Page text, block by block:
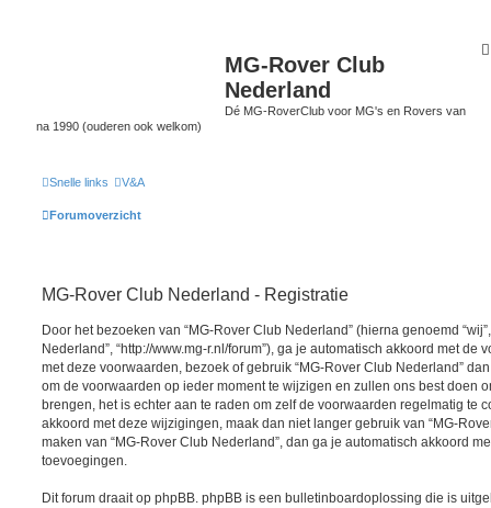
MG-Rover Club
Nederland
Dé MG-RoverClub voor MG's en Rovers van
na 1990 (ouderen ook welkom)
Snelle links V&A
Forumoverzicht
MG-Rover Club Nederland - Registratie
Door het bezoeken van “MG-Rover Club Nederland” (hierna genoemd “wij”,
Nederland”, “http://www.mg-r.nl/forum”), ga je automatisch akkoord met de
met deze voorwaarden, bezoek of gebruik “MG-Rover Club Nederland”
om de voorwaarden op ieder moment te wijzigen en zullen ons best doen
brengen, het is echter aan te raden om zelf de voorwaarden regelmatig te
akkoord met deze wijzigingen, maak dan niet langer gebruik van “MG-
maken van “MG-Rover Club Nederland”, dan ga je automatisch akkoord
toevoegingen.
Dit forum draait op phpBB. phpBB is een bulletinboardoplossing die is